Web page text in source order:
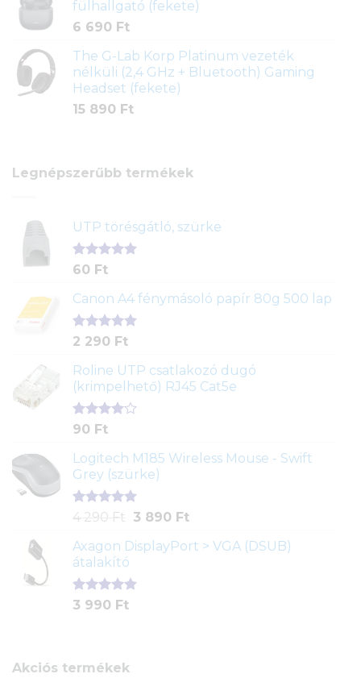
fülhallgató (fekete)
6 690 Ft
The G-Lab Korp Platinum vezeték
nélküli (2,4 GHz + Bluetooth) Gaming
Headset (fekete)
15 890 Ft
Legnépszerűbb termékek
UTP törésgátló, szürke
Értékelés
ből,
1
értékelés
alapján
60 Ft
Canon A4 fénymásoló papír 80g 500 lap
Értékelés
ből,
2
értékelés
alapján
2 290 Ft
Roline UTP csatlakozó dugó
(krimpelhető) RJ45 Cat5e
Értékelés
5-ből,
2
értékelés
alapján
90 Ft
Logitech M185 Wireless Mouse - Swift
Grey (szürke)
Értékelés
ből,
1
értékelés
alapján
4 290 Ft
Original
was:
290 Ft.
3 890 FtCurrent
is:
Axagon DisplayPort > VGA (DSUB)
átalakító
Értékelés
1
3 990 Ft
Akciós termékek